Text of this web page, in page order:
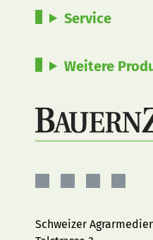
Service
Weitere
Facebook
Instagram
YouTube
Schweizer